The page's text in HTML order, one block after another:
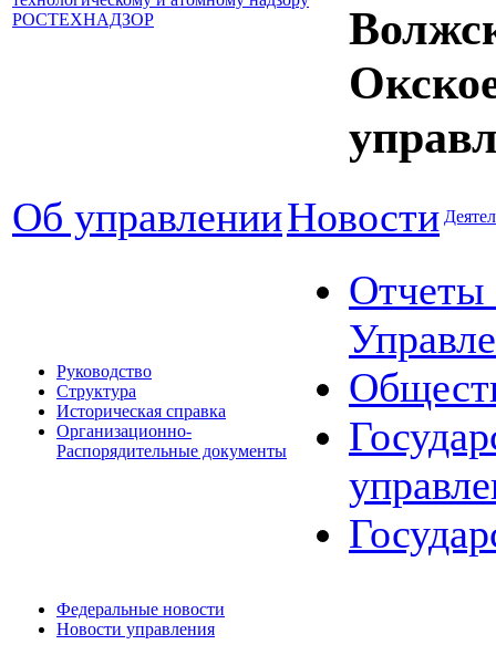
Об управленииНовости
Руководство
Структура
Историческая справка
Организационно-
Распорядительные документы
Отчеты
Федеральные новости
Новости управления